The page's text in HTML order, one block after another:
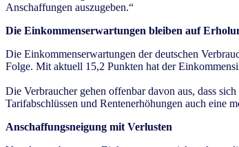
Anschaffungen auszugeben.“
Die Einkommenserwartungen bleiben auf
Die Einkommenserwartungen der deutschen
Folge. Mit aktuell 15,2 Punkten hat der
Die Verbraucher gehen offenbar davon aus, dass
Tarifabschlüssen und Rentenerhöhungen auch eine
Anschaffungsneigung mit Verlusten